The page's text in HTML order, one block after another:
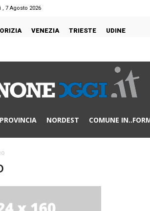
, 7 Agosto 2026
VENEZIA TRIESTE UDINE
PROVINCIA NORDEST COMUNE